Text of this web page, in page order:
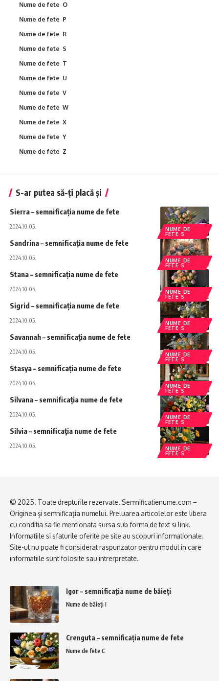
Nume de fete O
Nume de fete P
Nume de fete R
Nume de fete S
Nume de fete T
Nume de fete U
Nume de fete V
Nume de fete W
Nume de fete X
Nume de fete Y
Nume de fete Z
S-ar putea să-ți placă și
NUME DE
FETE S
Sierra – semnificația nume de fete
2024.10.05.
NUME DE
FETE S
Sandrina – semnificația nume de fete
2024.10.05.
NUME DE
FETE S
Stana – semnificația nume de fete
2024.10.05.
NUME DE
FETE S
Sigrid – semnificația nume de fete
2024.10.05.
NUME DE
FETE S
Savannah – semnificația nume de fete
2024.10.05.
NUME DE
FETE S
Stasya – semnificația nume de fete
2024.10.05.
NUME DE
FETE S
Silvana – semnificația nume de fete
2024.10.05.
NUME DE
FETE S
Silvia – semnificația nume de fete
2024.10.05.
© 2025. Toate drepturile rezervate. Semnificatienume.com –
Originea și semnificația numelui. Preluarea articolelor este libera
cu conditia sa fie mentionata sursa sub forma de text si link.
Informatiile si sfaturile oferite pe site au scopuri informationale.
Site-ul nu poate fi considerat raspunzator pentru modul in care
informatiile sunt folosite sau intrerpretate.
Igor – semnificația nume de băieți
Nume de băieți I
Crenguta – semnificația nume de fete
Nume de fete C